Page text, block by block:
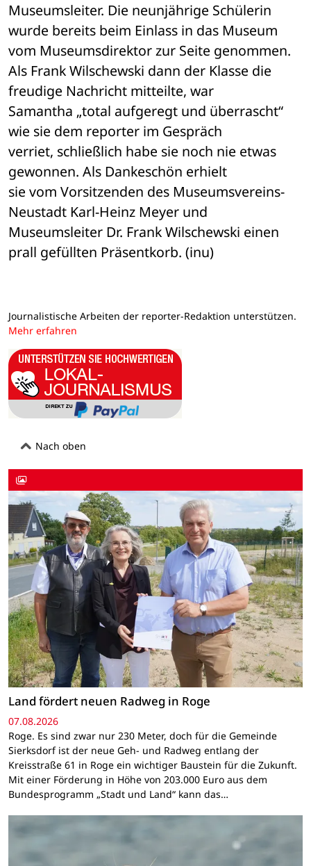
Museumsleiter. Die neunjährige Schülerin
wurde bereits beim Einlass in das Museum
vom Museumsdirektor zur Seite genommen.
Als Frank Wilschewski dann der Klasse die
freudige Nachricht mitteilte, war
Samantha „total aufgeregt und überrascht“
wie sie dem reporter im Gespräch
verriet, schließlich habe sie noch nie etwas
gewonnen. Als Dankeschön erhielt
sie vom Vorsitzenden des Museumsvereins-
Neustadt Karl-Heinz Meyer und
Museumsleiter Dr. Frank Wilschewski einen
prall gefüllten Präsentkorb. (inu)
Journalistische Arbeiten der reporter-Redaktion unterstützen.
Mehr erfahren
Nach oben
Land fördert neuen Radweg in Roge
07.08.2026
Roge. Es sind zwar nur 230 Meter, doch für die Gemeinde
Sierksdorf ist der neue Geh- und Radweg entlang der
Kreisstraße 61 in Roge ein wichtiger Baustein für die Zukunft.
Mit einer Förderung in Höhe von 203.000 Euro aus dem
Bundesprogramm „Stadt und Land“ kann das…